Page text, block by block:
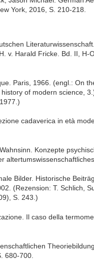
York, 2016, S. 210-218.
v. Harald Fricke. Bd. II, H-
Paris, 1966. (engl.: On
of modern science,
cadaverica in età
Konzepte
Bilder. Historische
(Rezension: T. Schlich,
S. 243.)
Il caso della
680-700.